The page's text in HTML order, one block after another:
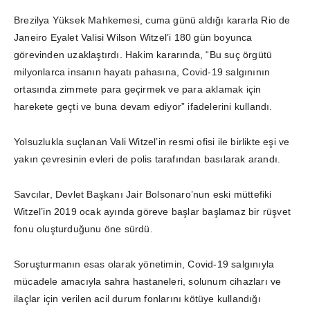
Brezilya Yüksek Mahkemesi, cuma günü aldığı kararla Rio de
Janeiro Eyalet Valisi Wilson Witzel’i 180 gün boyunca
görevinden uzaklaştırdı. Hakim kararında, “Bu suç örgütü
milyonlarca insanın hayatı pahasına, Covid-19 salgınının
ortasında zimmete para geçirmek ve para aklamak için
harekete geçti ve buna devam ediyor” ifadelerini kullandı.
Yolsuzlukla suçlanan Vali Witzel’in resmi ofisi ile birlikte eşi ve
yakın çevresinin evleri de polis tarafından basılarak arandı.
Savcılar, Devlet Başkanı Jair Bolsonaro’nun eski müttefiki
Witzel’in 2019 ocak ayında göreve başlar başlamaz bir rüşvet
fonu oluşturduğunu öne sürdü.
Soruşturmanın esas olarak yönetimin, Covid-19 salgınıyla
mücadele amacıyla sahra hastaneleri, solunum cihazları ve
ilaçlar için verilen acil durum fonlarını kötüye kullandığı